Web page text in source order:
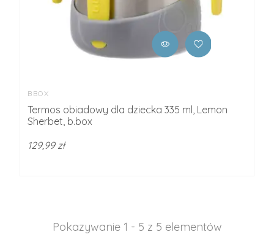
BBOX
Termos obiadowy dla dziecka 335 ml, Lemon
Sherbet, b.box
129,99 zł
Pokazywanie 1 - 5 z 5 elementów